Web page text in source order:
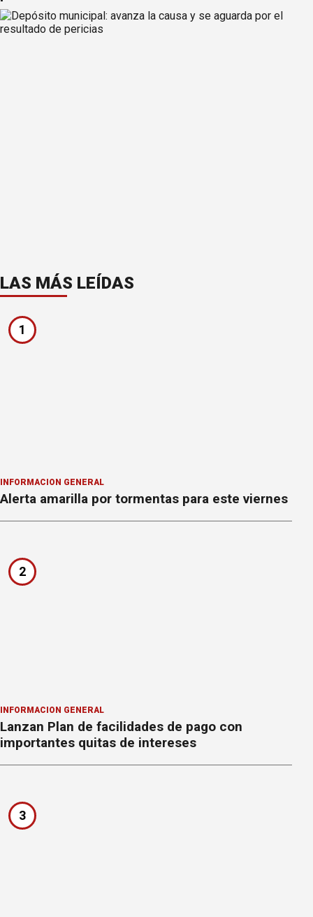
LAS MÁS LEÍDAS
1
INFORMACION GENERAL
Alerta amarilla por tormentas para este viernes
2
INFORMACION GENERAL
Lanzan Plan de facilidades de pago con
importantes quitas de intereses
3